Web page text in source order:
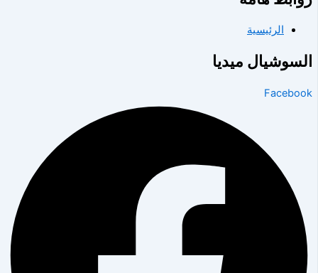
الرئيسية
السوشيال ميديا
Facebook